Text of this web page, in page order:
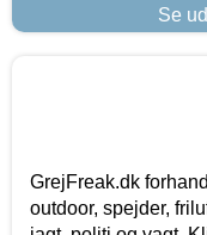
Se
GrejFreak.dk
outdoor, spejder,